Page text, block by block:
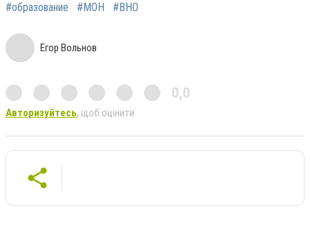
#образование #МОН #ВНО
Егор Вольнов
0,0
Авторизуйтесь, щоб оцінити